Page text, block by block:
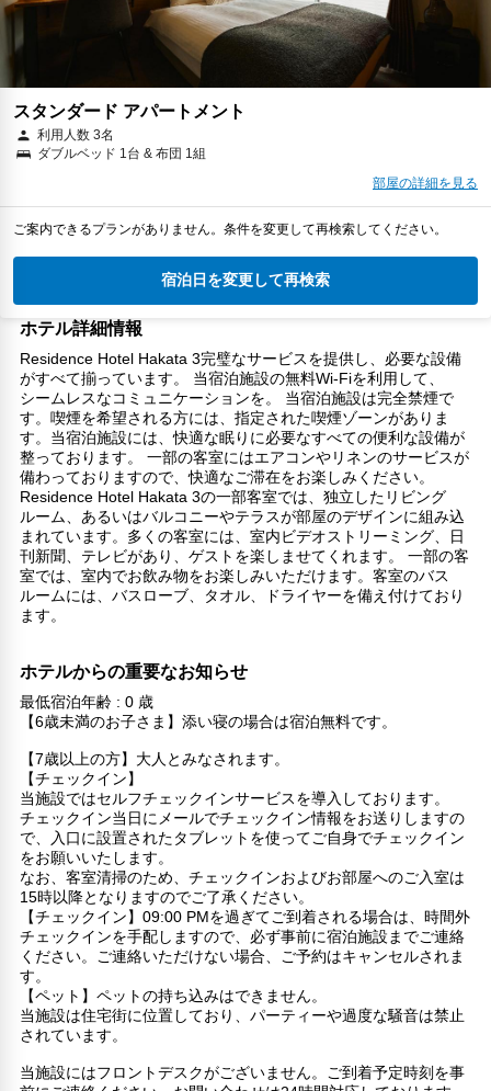
スタンダード アパートメント
利用人数 3名
ダブルベッド 1台 & 布団 1組
部屋の詳細を見る
ご案内できるプランがありません。条件を変更して再検索してください。
宿泊日を変更して再検索
ホテル詳細情報
Residence Hotel Hakata 3完璧なサービスを提供し、必要な設備
がすべて揃っています。 当宿泊施設の無料Wi-Fiを利用して、
シームレスなコミュニケーションを。 当宿泊施設は完全禁煙で
す。喫煙を希望される方には、指定された喫煙ゾーンがありま
す。当宿泊施設には、快適な眠りに必要なすべての便利な設備が
整っております。 一部の客室にはエアコンやリネンのサービスが
備わっておりますので、快適なご滞在をお楽しみください。
Residence Hotel Hakata 3の一部客室では、独立したリビング
ルーム、あるいはバルコニーやテラスが部屋のデザインに組み込
まれています。多くの客室には、室内ビデオストリーミング、日
刊新聞、テレビがあり、ゲストを楽しませてくれます。 一部の客
室では、室内でお飲み物をお楽しみいただけます。客室のバス
ルームには、バスローブ、タオル、ドライヤーを備え付けており
ます。
ホテルからの重要なお知らせ
最低宿泊年齢 : 0 歳
【6歳未満のお子さま】添い寝の場合は宿泊無料です。
【7歳以上の方】大人とみなされます。
【チェックイン】
当施設ではセルフチェックインサービスを導入しております。
チェックイン当日にメールでチェックイン情報をお送りしますの
で、入口に設置されたタブレットを使ってご自身でチェックイン
をお願いいたします。
なお、客室清掃のため、チェックインおよびお部屋へのご入室は
15時以降となりますのでご了承ください。
【チェックイン】09:00 PMを過ぎてご到着される場合は、時間外
チェックインを手配しますので、必ず事前に宿泊施設までご連絡
ください。ご連絡いただけない場合、ご予約はキャンセルされま
す。
【ペット】ペットの持ち込みはできません。
当施設は住宅街に位置しており、パーティーや過度な騒音は禁止
されています。
当施設にはフロントデスクがございません。ご到着予定時刻を事